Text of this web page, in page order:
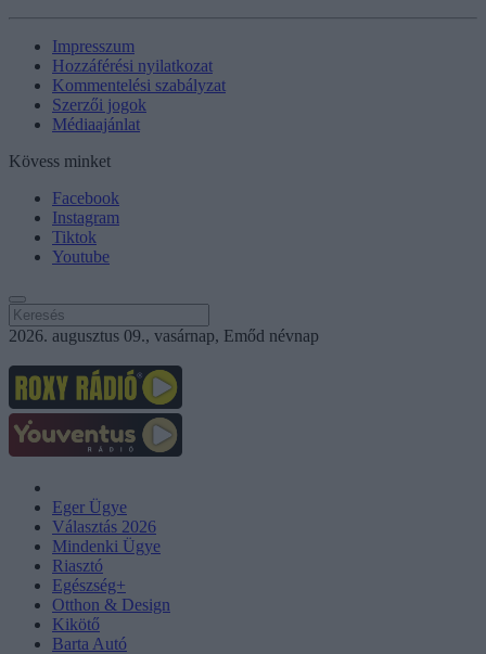
Impresszum
Hozzáférési nyilatkozat
Kommentelési szabályzat
Szerzői jogok
Médiaajánlat
Kövess minket
Facebook
Instagram
Tiktok
Youtube
2026. augusztus 09., vasárnap, Emőd névnap
Eger Ügye
Választás 2026
Mindenki Ügye
Riasztó
Egészség+
Otthon & Design
Kikötő
Barta Autó